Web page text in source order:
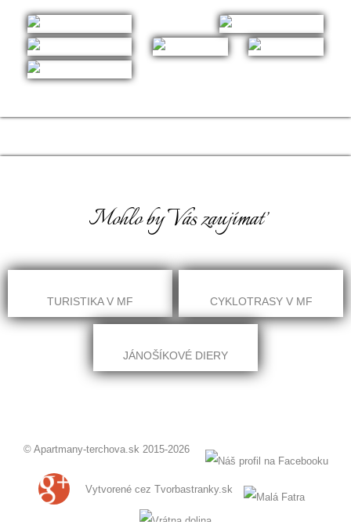
Mohlo by Vás zaujímať
TURISTIKA V MF CYKLOTRASY V MF
JÁNOŠÍKOVÉ DIERY
© Apartmany-terchova.sk 2015-2026
Vytvorené cez Tvorbastranky.sk